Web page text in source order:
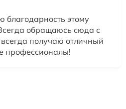
этому
обращаюсь сюда с
получаю отличный
профессионалы!